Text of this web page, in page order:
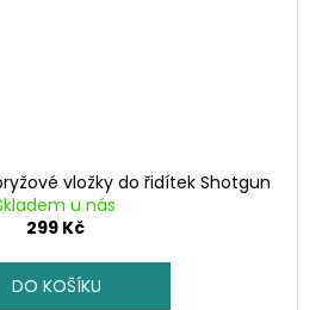
vložky do řidítek Shotgun
u nás
299 Kč
DO KOŠÍKU